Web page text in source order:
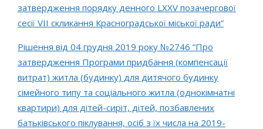
затвердження порядку денного LХХV позачергової
сесії VІІ скликання Красноградської міської ради”
Рішення від 04 грудня 2019 року №2746 “Про
затвердження Програми придбання (компенсації
витрат) житла (будинку) для дитячого будинку
сімейного типу та соціального житла (однокімнатні
квартири) для дітей-сиріт, дітей, позбавлених
батьківського піклування, осіб з їх числа на 2019-